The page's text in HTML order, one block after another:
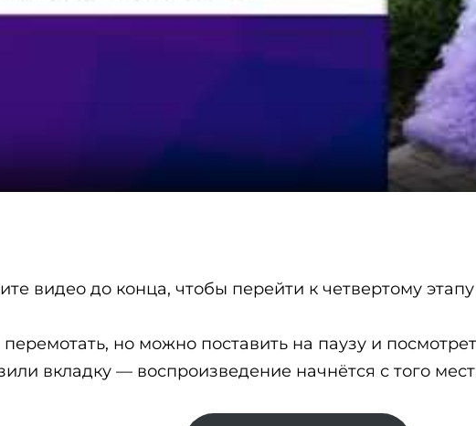
видео до конца, чтобы перейти к четвертому
но можно поставить на паузу и
вкладку — воспроизведение начнётся с того